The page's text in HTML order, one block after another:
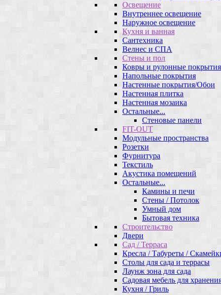
Освещение
Внутреннее освещение
Наружное освещение
Кухня и ванная
Сантехника
Велнес и СПА
Стены и пол
Ковры и рулонные покрытия
Напольные покрытия
Настенные покрытия/Обои
Настенная плитка
Настенная мозаика
Остальные...
Стеновые панели
FIT-OUT
Модульные пространства
Розетки
Фурнитура
Текстиль
Акустика помещений
Остальные...
Камины и печи
Стены / Потолок
Умный дом
Бытовая техника
Строительство
Двери
Сад / Терраса
Кресла / Табуреты /
Столы для сада и террасы
Лаунж зона для сада
Садовая мебель для
Кухня / Гриль